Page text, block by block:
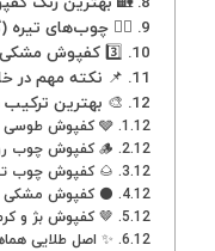
۱️⃣ چوب‌های تیره (گردویی، ماهگونی)
3️⃣ کفپوش مشکی؛ انتخاب جسورانه‌ها
📌 نکته مهم در
🎨 بهترین
🩶 کفپوش طوسی روشن
🪵 کفپوش چوب روشن (بلوط روشن، افرا)
🌰 کفپوش چوب
⚫ کفپوش مشکی
🤎 کفپوش بژ و
✨ اصل طلایی